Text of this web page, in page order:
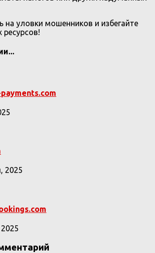
на уловки мошенников и избегайте
2025